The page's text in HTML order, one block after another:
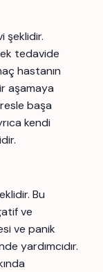
şeklidir.
tedavide
hastanın
aşamaya
başa
kendi
Bu
ve
ve panik
yardımcıdır.